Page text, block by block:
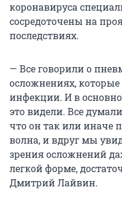
коронавируса
сосредоточены на
последствиях.
— Все говорили о
осложнениях,
инфекции. И в
это видели. Все
что он так или иначе
волна, и вдруг мы
зрения осложнений
легкой форме,
Дмитрий Лайвин.